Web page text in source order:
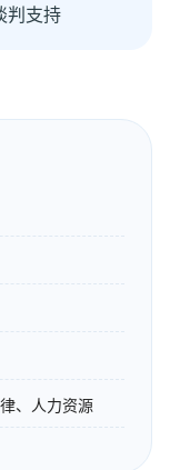
判支持
、人力资源